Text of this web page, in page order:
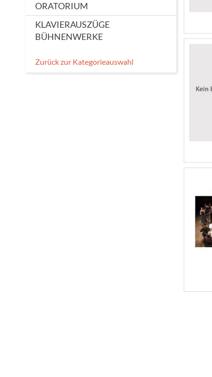
ORATORIUM
KLAVIERAUSZÜGE
BÜHNENWERKE
Zurück zur Kategorieauswahl